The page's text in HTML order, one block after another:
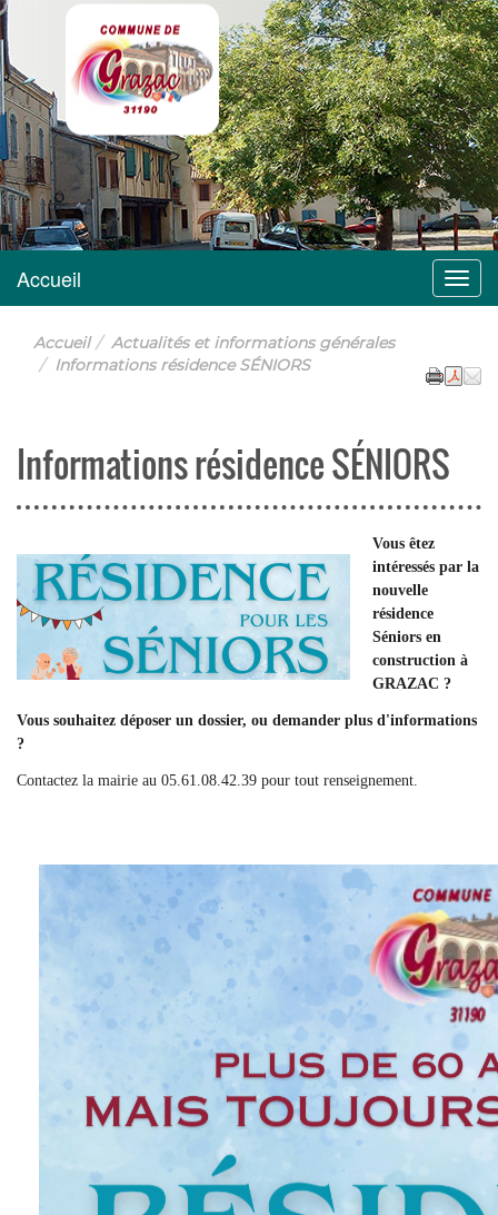
Grazac
Menu
Accueil
Accueil
Actualités et informations générales
Informations résidence SÉNIORS
Informations résidence SÉNIORS
Vous êtez
intéressés par la
nouvelle
résidence
Séniors en
construction à
GRAZAC ?
Vous souhaitez déposer un dossier, ou demander plus d'informations
?
Contactez la mairie au 05.61.08.42.39 pour tout renseignement.